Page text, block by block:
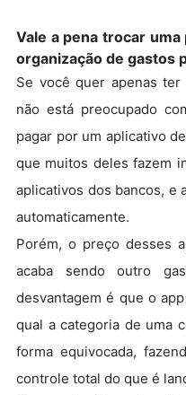
Vale a pena trocar
organização de gastos
Se você quer apenas
não está preocupado
pagar por um aplicativo
que muitos deles fazem
aplicativos dos bancos, e
automaticamente.
Porém, o preço desses
acaba sendo outro
desvantagem é que o
qual a categoria de uma
forma equivocada,
controle total do que é